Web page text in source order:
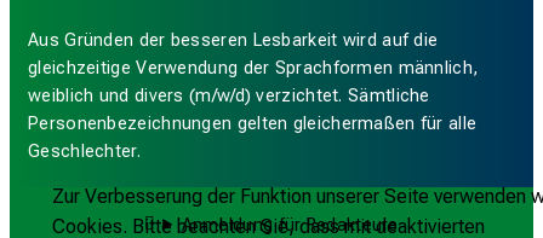
Zur Verbesserung der Funktion unserer Seite verwenden
Cookies. Bitte beachten Sie, dass mit deaktivierten
Aus Gründen der besseren Lesbarkeit wird auf die
gleichzeitige Verwendung der Sprachformen männlich,
weiblich und divers (m/w/d) verzichtet. Sämtliche
Personenbezeichnungen gelten gleichermaßen für alle
Geschlechter.
Anmeldung für Redakteure